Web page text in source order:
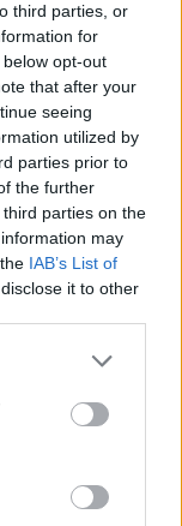
third parties, or
for
opt-out
that after your
seeing
utilized by
parties prior to
the further
parties on the
may
IAB’s List of
it to other
or more Google
may click to
party tags to
in below Google
a méhen
utáni első
is a
is
„Bár a
hogy a korai
kezdődik,
magzat
várandósság
„lebeg”